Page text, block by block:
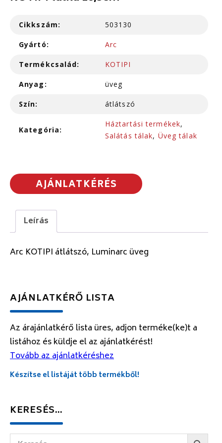
Cikkszám: 503130
Gyártó: Arc
Termékcsalád: KOTIPI
Anyag: üveg
Szín: átlátszó
Kategória:
Háztartási termékek,
Salátás tálak, Üveg tálak
AJÁNLATKÉRÉS
Leírás
Arc KOTIPI átlátszó, Luminarc üveg
AJÁNLATKÉRŐ LISTA
Az árajánlatkérő lista üres, adjon terméke(ke)t a
listához és küldje el az ajánlatkérést!
Tovább az ajánlatkéréshez
Készítse el listáját több termékből!
KERESÉS…